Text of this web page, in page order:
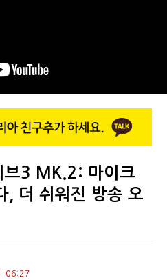
브3 MK.2: 마이크
, 더 쉬워진 방송 오
06:27